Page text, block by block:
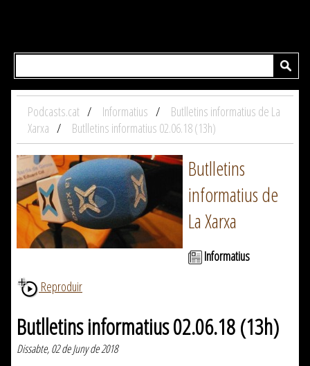
Podcasts.cat Informatius
Butlletins informatius de La
Xarxa
Butlletins informatius 02.06.18 (13h)
Butlletins
informatius de
La Xarxa
Informatius
Reproduir
Butlletins informatius 02.06.18 (13h)
Dissabte, 02 de Juny de 2018